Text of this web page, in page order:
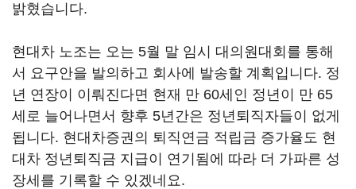
밝혔습니다.
현대차 노조는 오는 5월 말 임시 대의원대회를 통해
서 요구안을 발의하고 회사에 발송할 계획입니다. 정
년 연장이 이뤄진다면 현재 만 60세인 정년이 만 65
세로 늘어나면서 향후 5년간은 정년퇴직자들이 없게
됩니다. 현대차증권의 퇴직연금 적립금 증가율도 현
대차 정년퇴직금 지급이 연기됨에 따라 더 가파른 성
장세를 기록할 수 있겠네요.